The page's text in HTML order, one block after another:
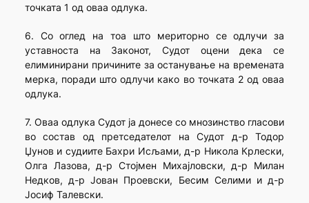
точката 1 од оваа одлука.
6. Со оглед на тоа што мериторно се одлучи за
уставноста на Законот, Судот оцени дека се
елиминирани причините за останување на времената
мерка, поради што одлучи како во точката 2 од оваа
одлука.
7. Оваа одлука Судот ја донесе со мнозинство гласови
во состав од претседателот на Судот д-р Тодор
Џунов и судиите Бахри Исљами, д-р Никола Крлески,
Олга Лазова, д-р Стојмен Михајловски, д-р Милан
Недков, д-р Јован Проевски, Бесим Селими и д-р
Јосиф Талевски.